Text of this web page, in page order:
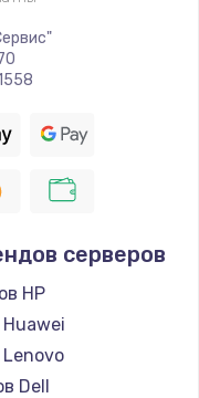
модуля
серверов
HP
Dell